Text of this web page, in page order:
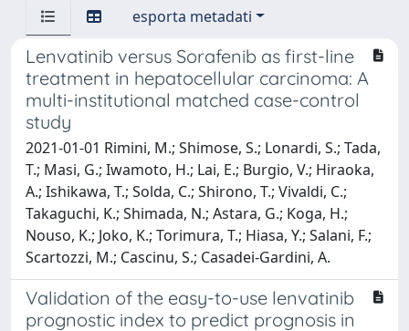
esporta metadati
Lenvatinib versus Sorafenib as first-line
treatment in hepatocellular carcinoma: A
multi-institutional matched case-control
study
2021-01-01 Rimini, M.; Shimose, S.; Lonardi, S.; Tada,
T.; Masi, G.; Iwamoto, H.; Lai, E.; Burgio, V.; Hiraoka,
A.; Ishikawa, T.; Solda, C.; Shirono, T.; Vivaldi, C.;
Takaguchi, K.; Shimada, N.; Astara, G.; Koga, H.;
Nouso, K.; Joko, K.; Torimura, T.; Hiasa, Y.; Salani, F.;
Scartozzi, M.; Cascinu, S.; Casadei-Gardini, A.
Validation of the easy-to-use lenvatinib
prognostic index to predict prognosis in